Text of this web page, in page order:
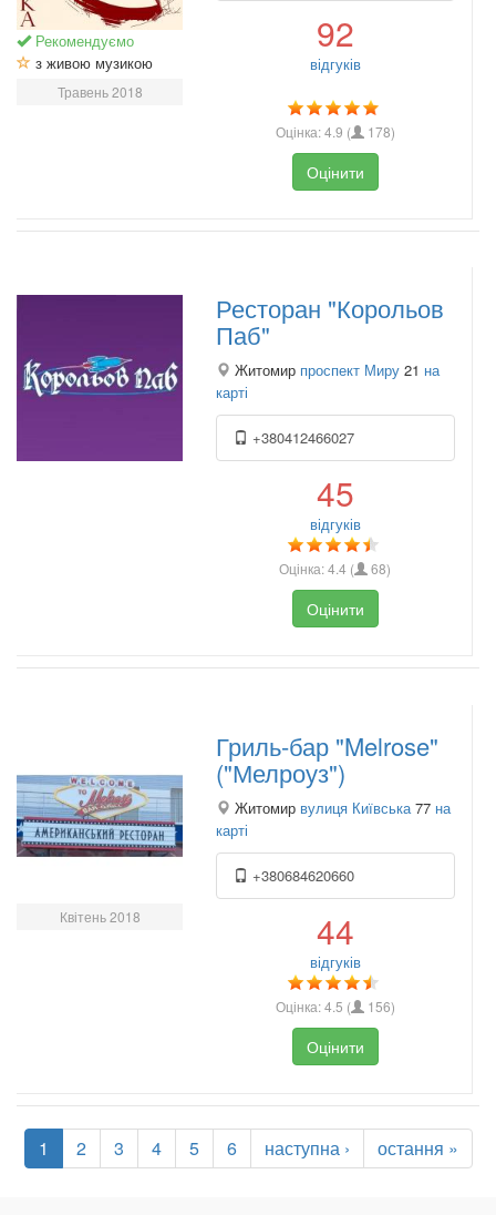
Рекомендуємо
з живою музикою
Травень 2018
92
відгуків
Оцінка:4.9 ( 178)
Оцінити
Ресторан "Корольов
Паб"
Житомир проспект Миру 21 на
карті
+380412466027
45
відгуків
Оцінка:4.4 ( 68)
Оцінити
Квітень 2018
Гриль-бар "Melrose"
("Мелроуз")
Житомир вулиця Київська 77 на
карті
+380684620660
44
відгуків
Оцінка:4.5 ( 156)
Оцінити
1 2 3 4 5 6 наступна › остання »